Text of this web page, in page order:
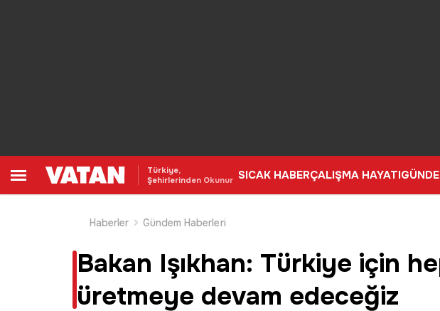
Türkiye,
Şehirlerinden Okunur SICAK HABERÇALIŞMA HAYATI
Haberler
Gündem Haberleri
Bakan Işıkhan: Türkiye için
üretmeye devam edeceğiz